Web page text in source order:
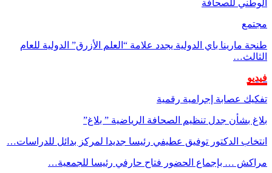
الوطني للصحافة
مجتمع
طنجة مارينا باي الدولية يجدد علامة “العلم الأزرق” الدولية للعام
الثالث…
فيديو
تفكيك عصابة إجرامية رقمية
بلاغ بشأن جدل تنظيم الصحافة الرياضية ” بلاغ”
انتخاب الدكتور توفيق عطيفي رئيسا جديدا لمركز بدائل للدراسات…
مراكش … بإجماع الحضور فتاح حارفي رئيسا للجمعية…